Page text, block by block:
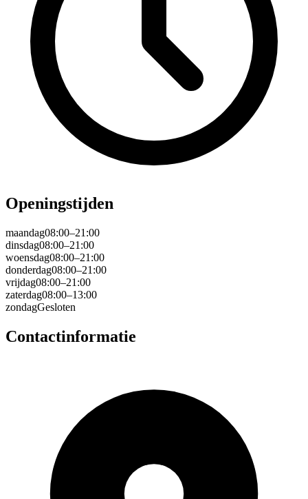
Openingstijden
maandag08:00–21:00
dinsdag08:00–21:00
woensdag08:00–21:00
donderdag08:00–21:00
vrijdag08:00–21:00
zaterdag08:00–13:00
zondagGesloten
Contactinformatie